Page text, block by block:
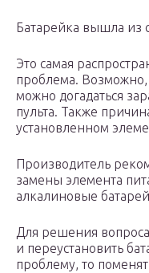
Батарейка вышла из
Это самая
проблема. Возможно,
можно догадаться
пульта. Также
установленном
Производитель
замены элемента
алкалиновые
Для решения
и переустановить
проблему, то